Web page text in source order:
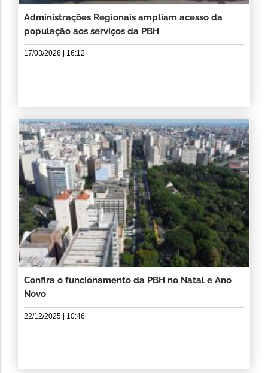
Administrações Regionais ampliam acesso da
população aos serviços da PBH
17/03/2026 | 16:12
Confira o funcionamento da PBH no Natal e Ano
Novo
22/12/2025 | 10:46